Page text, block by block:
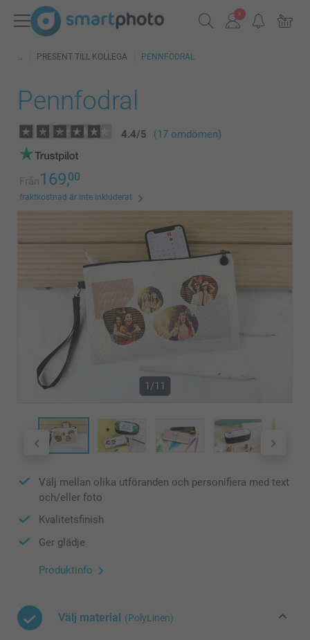
PRESENT TILL KOLLEGA PENNFODRAL
Pennfodral
4.4/5 (17 omdömen)
Från169,00
fraktkostnad är inte inkluderat
1/11
Välj mellan olika utföranden och personifiera med text
och/eller foto
Kvalitetsfinish
Ger glädje
Produktinfo
Välj material (PolyLinen)